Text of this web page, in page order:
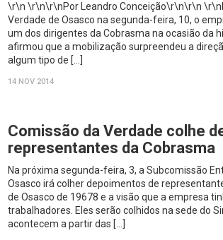
\r\n \r\n\r\nPor Leandro Conceição\r\n\r\n
Verdade de Osasco na segunda-feira, 10, o
um dos dirigentes da Cobrasma na ocasião da
afirmou que a mobilização surpreendeu a
algum tipo de […]
14 NOV 2014
Comissão da Verdade colhe
representantes da Cobrasma
Na próxima segunda-feira, 3, a Subcomissão
Osasco irá colher depoimentos de
de Osasco de 19678 e a visão que a empresa
trabalhadores. Eles serão colhidos na sede do
acontecem a partir das […]